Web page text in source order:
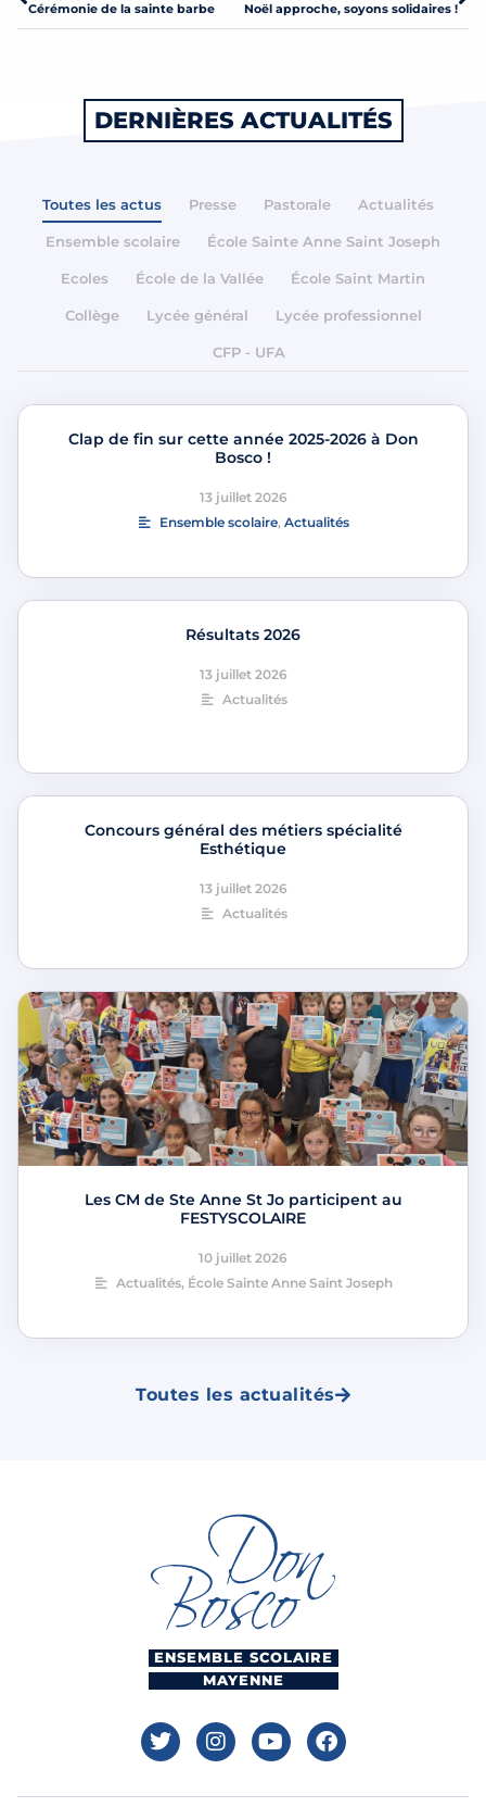
Cérémonie de la sainte barbe Noël approche, soyons solidaires !
DERNIÈRES ACTUALITÉS
Toutes les actus Presse Pastorale Actualités
Ensemble scolaire École Sainte Anne Saint Joseph
Ecoles École de la Vallée École Saint Martin
Collège Lycée général Lycée professionnel
CFP - UFA
Clap de fin sur cette année 2025-2026 à Don
Bosco !
13 juillet 2026
Ensemble scolaire, Actualités
Résultats 2026
13 juillet 2026
Actualités
Concours général des métiers spécialité
Esthétique
13 juillet 2026
Actualités
Les CM de Ste Anne St Jo participent au
FESTYSCOLAIRE
10 juillet 2026
Actualités, École Sainte Anne Saint Joseph
Toutes les actualités
ENSEMBLE SCOLAIRE
MAYENNE